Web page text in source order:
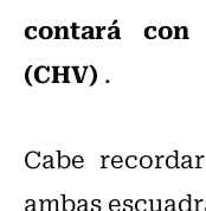
contará con
(CHV) .
Cabe
ambas